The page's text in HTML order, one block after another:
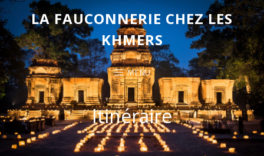
LA FAUCONNERIE CHEZ LES
KHMERS
MENU
Itinéraire